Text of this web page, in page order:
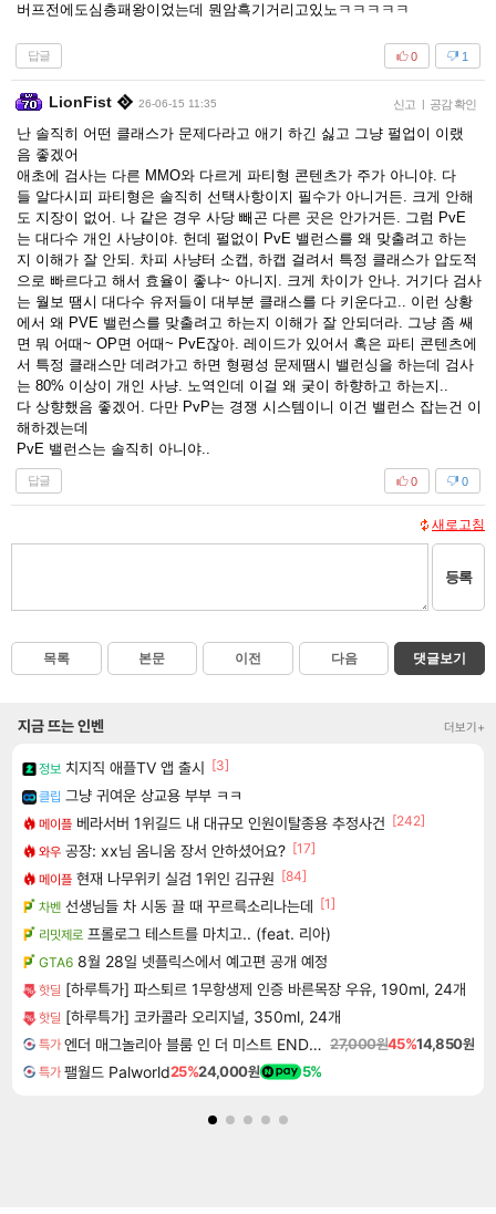
버프전에도심층패왕이었는데 뭔암흑기거리고있노ㅋㅋㅋㅋㅋ
답글 1
0
LionFist 26-06-15 11:35 신고 | 공감 확인
난 솔직히 어떤 클래스가 문제다라고 애기 하긴 싫고 그냥 펄업이 이랬
음 좋겠어
애초에 검사는 다른 MMO와 다르게 파티형 콘텐츠가 주가 아니야. 다
들 알다시피 파티형은 솔직히 선택사항이지 필수가 아니거든. 크게 안해
도 지장이 없어. 나 같은 경우 사당 빼곤 다른 곳은 안가거든. 그럼 PvE
는 대다수 개인 사냥이야. 헌데 펄없이 PvE 밸런스를 왜 맞출려고 하는
지 이해가 잘 안되. 차피 사냥터 소캡, 하캡 걸려서 특정 클래스가 압도적
으로 빠르다고 해서 효율이 좋냐~ 아니지. 크게 차이가 안나. 거기다 검사
는 월보 땜시 대다수 유저들이 대부분 클래스를 다 키운다고.. 이런 상황
에서 왜 PVE 밸런스를 맞출려고 하는지 이해가 잘 안되더라. 그냥 좀 쌔
면 뭐 어때~ OP면 어때~ PvE잖아. 레이드가 있어서 혹은 파티 콘텐츠에
서 특정 클래스만 데려가고 하면 형평성 문제땜시 밸런싱을 하는데 검사
는 80% 이상이 개인 사냥. 노역인데 이걸 왜 궂이 하향하고 하는지..
다 상향했음 좋겠어. 다만 PvP는 경쟁 시스템이니 이건 밸런스 잡는건 이
해하겠는데
PvE 밸런스는 솔직히 아니야..
답글 0
0
새로고침
등록
목록 본문 이전 다음 댓글보기
지금 뜨는 인벤 더보기+
정보 치지직 애플TV 앱 출시 [3]
클립 그냥 귀여운 상교용 부부 ㅋㅋ
메이플 베라서버 1위길드 내 대규모 인원이탈종용 추정사건 [242]
와우 공장: xx님 옴니움 장서 안하셨어요? [17]
메이플 현재 나무위키 실검 1위인 김규원 [84]
차벤 선생님들 차 시동 끌 때 꾸르륵소리나는데 [1]
리밋제로 프롤로그 테스트를 마치고.. (feat. 리아)
GTA6 8월 28일 넷플릭스에서 예고편 공개 예정
핫딜 [하루특가] 파스퇴르 1무항생제 인증 바른목장 우유, 190ml, 24개
핫딜 [하루특가] 코카콜라 오리지널, 350ml, 24개
특가 엔더 매그놀리아 블룸 인 더 미스트 ENDER MAGNOLIA Bloom in the Mist 27,000원45%14,850원
특가 팰월드 Palworld25%24,000원 5%